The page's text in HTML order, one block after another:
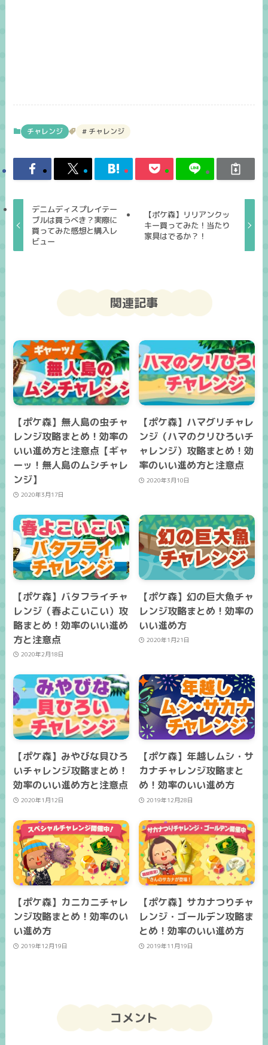
チャレンジ チャレンジ
デニムディスプレイテー
ブルは買うべき？実際に
買ってみた感想と購入レ
ビュー
【ポケ森】リリアンクッ
キー買ってみた！当たり
家具はでるか？！
関連記事
【ポケ森】無人島の虫チャ
レンジ攻略まとめ！効率の
いい進め方と注意点【ギャ
ーッ！無人島のムシチャレ
ンジ】
2020年3月17日
【ポケ森】ハマグリチャレ
ンジ（ハマのクリひろいチ
ャレンジ）攻略まとめ！効
率のいい進め方と注意点
2020年3月10日
【ポケ森】バタフライチャ
レンジ（春よこいこい）攻
略まとめ！効率のいい進め
方と注意点
2020年2月18日
【ポケ森】幻の巨大魚チャ
レンジ攻略まとめ！効率の
いい進め方
2020年1月21日
【ポケ森】みやびな貝ひろ
いチャレンジ攻略まとめ！
効率のいい進め方と注意点
2020年1月12日
【ポケ森】年越しムシ・サ
カナチャレンジ攻略まと
め！効率のいい進め方
2019年12月28日
【ポケ森】カニカニチャレ
ンジ攻略まとめ！効率のい
い進め方
2019年12月19日
【ポケ森】サカナつりチャ
レンジ・ゴールデン攻略ま
とめ！効率のいい進め方
2019年11月19日
コメント